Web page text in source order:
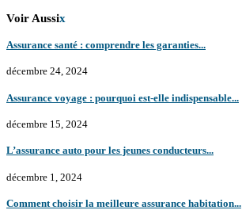
Voir Aussix
Assurance santé : comprendre les garanties...
décembre 24, 2024
Assurance voyage : pourquoi est-elle indispensable...
décembre 15, 2024
L’assurance auto pour les jeunes conducteurs...
décembre 1, 2024
Comment choisir la meilleure assurance habitation...